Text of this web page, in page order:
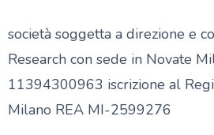
società soggetta a direzione e
Research con sede in Novate
11394300963 iscrizione al
Milano REA MI-2599276